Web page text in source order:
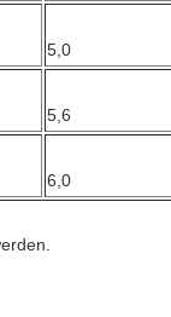
5,0
5,6
6,0